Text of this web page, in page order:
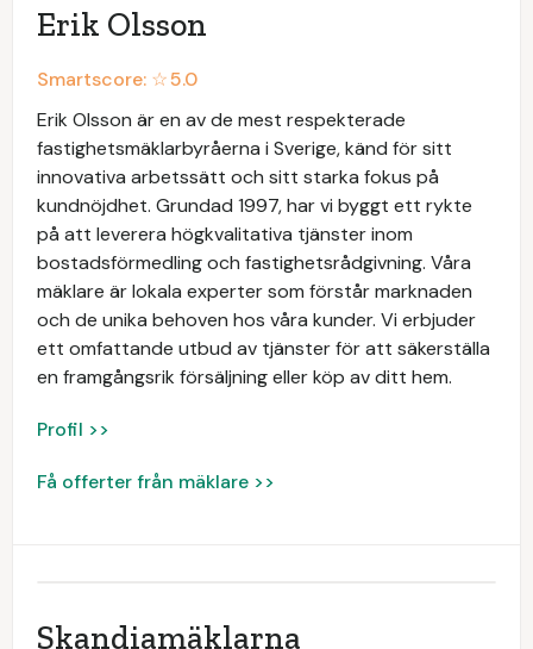
Erik Olsson
Smartscore: ☆5.0
Erik Olsson är en av de mest respekterade
fastighetsmäklarbyråerna i Sverige, känd för sitt
innovativa arbetssätt och sitt starka fokus på
kundnöjdhet. Grundad 1997, har vi byggt ett rykte
på att leverera högkvalitativa tjänster inom
bostadsförmedling och fastighetsrådgivning. Våra
mäklare är lokala experter som förstår marknaden
och de unika behoven hos våra kunder. Vi erbjuder
ett omfattande utbud av tjänster för att säkerställa
en framgångsrik försäljning eller köp av ditt hem.
Profil >>
Få offerter från mäklare >>
Skandiamäklarna